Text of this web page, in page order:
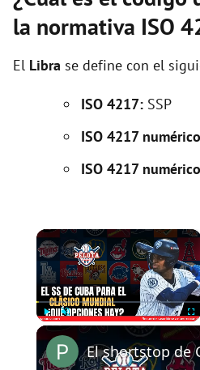
la normativa ISO
El Libra se define con el
ISO 4217: SSP
ISO 4217
ISO 4217
×
Play